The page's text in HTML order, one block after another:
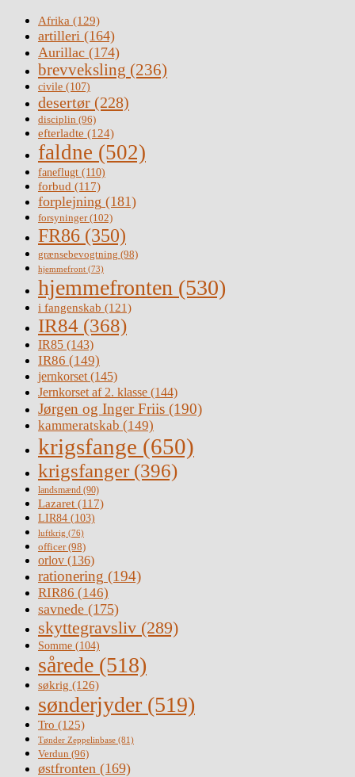
Afrika (129)
artilleri (164)
Aurillac (174)
brevveksling (236)
civile (107)
desertør (228)
disciplin (96)
efterladte (124)
faldne (502)
faneflugt (110)
forbud (117)
forplejning (181)
forsyninger(102)
FR86 (350)
grænsebevogtning (98)
hjemmefront (73)
hjemmefronten (530)
i fangenskab (121)
IR84 (368)
IR85 (143)
IR86 (149)
jernkorset(145)
Jernkorset af 2. klasse (144)
Jørgen og Inger Friis (190)
kammeratskab (149)
krigsfange (650)
krigsfanger (396)
landsmænd (90)
Lazaret (117)
LIR84 (103)
luftkrig (76)
officer(98)
orlov (136)
rationering (194)
RIR86 (146)
savnede (175)
skyttegravsliv (289)
Somme (104)
sårede (518)
søkrig (126)
sønderjyder (519)
Tro (125)
Tønder Zeppelinbase (81)
Verdun (96)
østfronten (169)